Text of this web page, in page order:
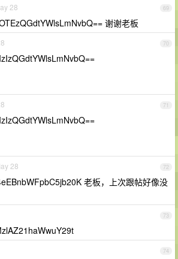
69
28
谢谢老板
70
71
72
28
老板，上次跟帖好像没
73
74